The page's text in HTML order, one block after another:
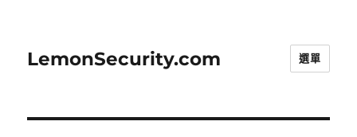
LemonSecurity.com 選單